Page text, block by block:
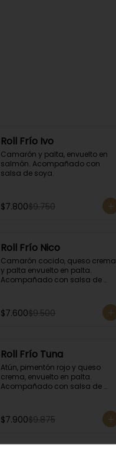
Roll Frío Ivo
Camarón y palta, envuelto en
salmón. Acompañado con
salsa de soya.
$7.800$9.750
Roll Frío Nico
Camarón cocido, queso crema
y palta envuelto en palta.
Acompañado con salsa de
$7.600$9.500
Roll Frío Tuna
Atún, pimentón rojo y queso
crema, envuelto en palta.
Acompañado con salsa de
$7.900$9.875